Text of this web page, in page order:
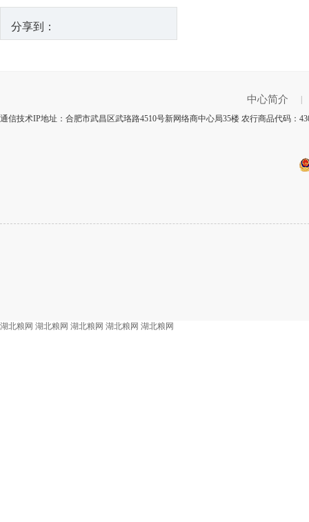
分享到：
中心简介
通信技术IP地址：合肥市武昌区武珞路4510号新网络商中心局35楼 农行商品代码：
湖北粮网 湖北粮网 湖北粮网 湖北粮网 湖北粮网